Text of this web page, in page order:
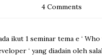
4 Comments
ikut 1 seminar tema e ‘
‘ yang diadain oleh